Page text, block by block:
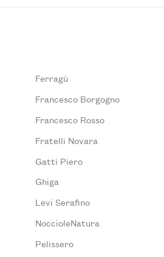
Ferragù
Francesco Borgogno
Francesco Rosso
Fratelli Novara
Gatti Piero
Ghiga
Levi Serafino
NoccioleNatura
Pelissero